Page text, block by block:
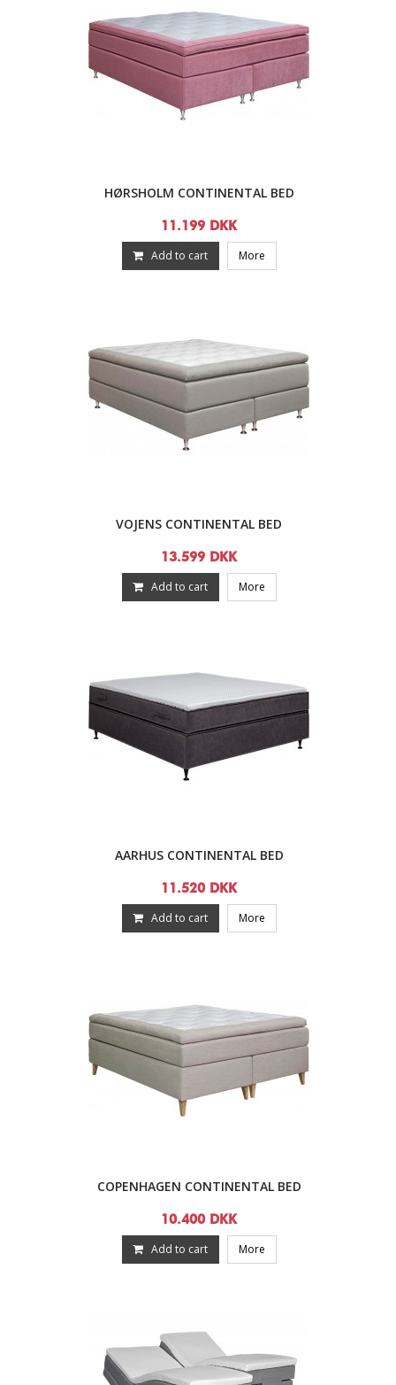
HØRSHOLM CONTINENTAL BED
11.199 DKK
Add to cart More
VOJENS CONTINENTAL BED
13.599 DKK
Add to cart More
AARHUS CONTINENTAL BED
11.520 DKK
Add to cart More
COPENHAGEN CONTINENTAL BED
10.400 DKK
Add to cart More